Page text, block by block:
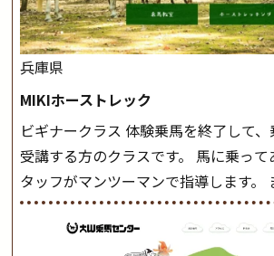
兵庫県
MIKIホーストレック
ビギナークラス 体験乗馬を終了して
受講する方のクラスです。 馬に乗っ
タッフがマンツーマンで指導します。
けでなく、馬の手入れや馬装（鞍など
このクラスで把握し、「馬に触れるこ